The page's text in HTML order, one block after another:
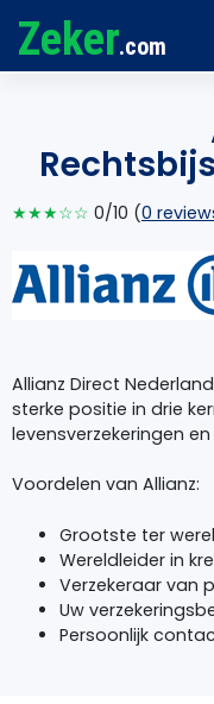
Zeker.com
★★★☆☆ 0/10 (0
Allianz Direct
sterke positie in drie
levensverzekeringen
Voordelen van Allianz:
Grootste ter
Wereldleider in
Verzekeraar van
Uw
Persoonlijk